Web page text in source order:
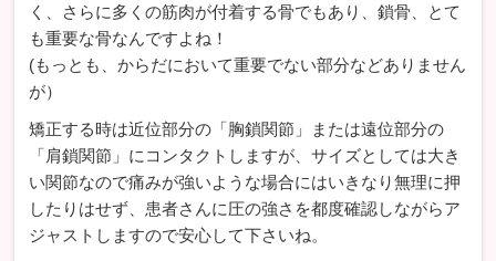
く、さらに多くの筋肉が付着する骨でもあり、鎖骨、とて
も重要な骨なんですよね！
(もっとも、からだにおいて重要でない部分などありません
が）
矯正する時は近位部分の「胸鎖関節」または遠位部分の
「肩鎖関節」にコンタクトしますが、サイズとしては大き
い関節なので痛みが強いような場合にはいきなり無理に押
したりはせず、患者さんに圧の強さを都度確認しながらア
ジャストしますので安心して下さいね。